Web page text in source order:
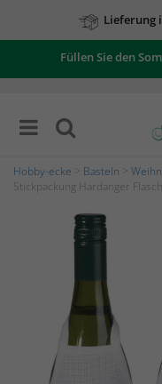
Füllen Sie den
Hobby-ecke Basteln
Stickpackung Hardanger